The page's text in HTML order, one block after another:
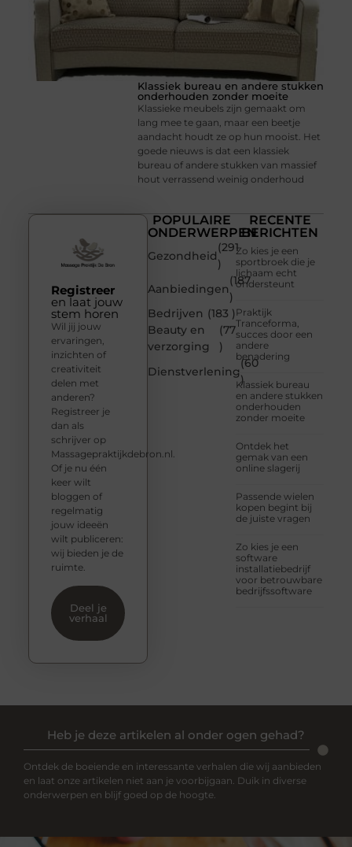
Klassiek bureau en andere stukken
onderhouden zonder moeite
Klassieke meubels zijn gemaakt om
lang mee te gaan, maar een beetje
aandacht houdt ze op hun mooist. Het
goede nieuws is dat een klassiek
bureau of andere stukken van massief
hout verrassend weinig onderhoud
POPULAIRE
ONDERWERPEN
Gezondheid
(291
)
Aanbiedingen
(187
)
Bedrijven (183 )
Beauty en
verzorging
(77
)
Dienstverlening
(60
)
RECENTE
BERICHTEN
Zo kies je een
sportbroek die je
lichaam echt
ondersteunt
Praktijk
Tranceforma,
succes door een
andere
benadering
Klassiek bureau
en andere stukken
onderhouden
zonder moeite
Ontdek het
gemak van een
online slagerij
Passende wielen
kopen begint bij
de juiste vragen
Zo kies je een
software
installatiebedrijf
voor betrouwbare
bedrijfssoftware
Registreer
en laat jouw
stem horen
Wil jij jouw
ervaringen,
inzichten of
creativiteit
delen met
anderen?
Registreer je
dan als
schrijver op
Massagepraktijkdebron.nl.
Of je nu één
keer wilt
bloggen of
regelmatig
jouw ideeën
wilt publiceren:
wij bieden je de
ruimte.
Deel je
verhaal
Heb je deze artikelen al onder ogen gehad?
Ontdek de boeiende en interessante verhalen die wij aanbieden
en laat onze artikelen niet aan je voorbijgaan. Duik in diverse
onderwerpen en blijf goed op de hoogte.